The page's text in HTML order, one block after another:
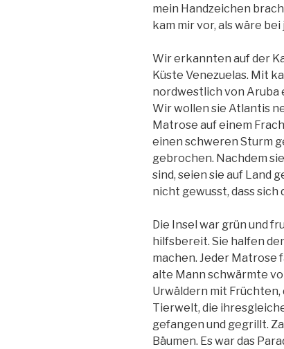
mein Handzeichen
kam mir vor, als wäre
Wir erkannten auf der
Küste Venezuelas. Mit
nordwestlich von Aruba
Wir wollen sie Atlantis
Matrose auf einem
einen schweren Sturm
gebrochen. Nachdem
sind, seien sie auf Land
nicht gewusst, dass
Die Insel war grün und
hilfsbereit. Sie halfen
machen. Jeder Matrose
alte Mann schwärmte
Urwäldern mit
Tierwelt, die
gefangen und gegrillt.
Bäumen. Es war das